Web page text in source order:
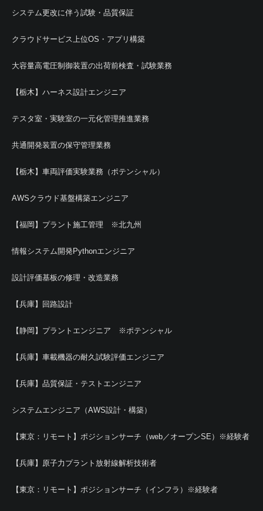
システム更改に伴う試験・品質保証
クラウドサービス上位OS・アプリ構築
大容量高電圧制御装置の出荷前検査・試験業務
【栃木】ハーネス設計エンジニア
テスタ室・実験室の一元化管理推進業務
共通開発装置の保守管理業務
【栃木】車両評価実験業務（ポテンシャル）
AWSクラウド基盤構築エンジニア
【福岡】プラント施工管理 ※北九州
情報システム開発Pythonエンジニア
設計評価基板の修理・改造業務
【兵庫】回路設計
【静岡】プラントエンジニア ※ポテンシャル
【兵庫】車載機器の耐久試験評価エンジニア
【兵庫】品質保証・テストエンジニア
システムエンジニア（AWS設計・構築）
【東京：リモート】ポジションサーチ（web／オープンSE）※経験者
【兵庫】原子力プラント放射線解析技術者
【東京：リモート】ポジションサーチ（インフラ）※経験者